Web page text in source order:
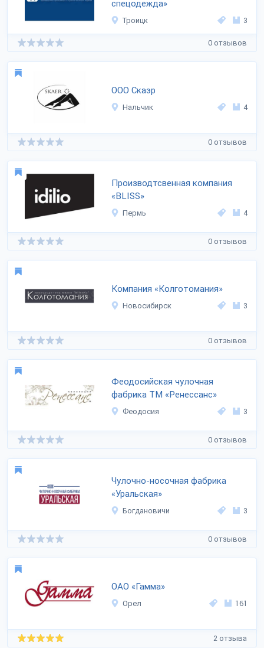
спецодежда»
Троицк 3
0 отзывов
ООО Скаэр
Нальчик 4
0 отзывов
Производтсвенная компания
«BLISS»
Пермь 4
0 отзывов
Компания «Колготомания»
Новосибирск 3
0 отзывов
Феодосийская чулочная
фабрика ТМ «Ренессанс»
Феодосия 3
0 отзывов
Чулочно-носочная фабрика
«Уральская»
Богдановичи 3
0 отзывов
ОАО «Гамма»
Орел 161
2 отзыва